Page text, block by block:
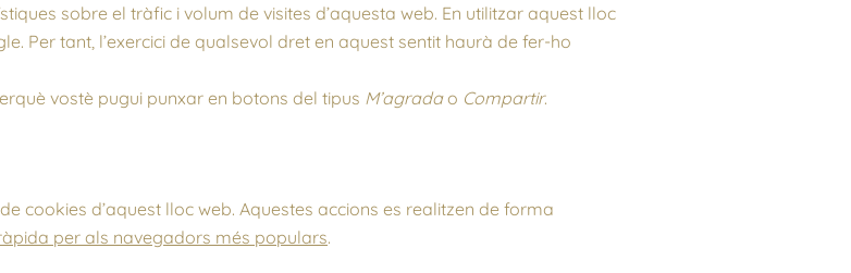
sobre el tràfic i volum de visites d’aquesta web. En utilitzar aquest lloc
Per tant, l’exercici de qualsevol dret en aquest sentit haurà de fer-ho
vostè pugui punxar en botons del tipus M’agradao Compartir.
cookies d’aquest lloc web. Aquestes accions es realitzen de forma
per als navegadors més populars.